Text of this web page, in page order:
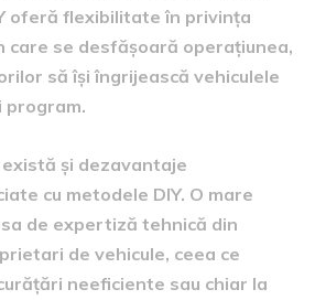
oferă flexibilitate în privința
care se desfășoară operațiunea,
să își îngrijească vehiculele
program.
și dezavantaje
cu metodele DIY. O mare
de expertiză tehnică din
de vehicule, ceea ce
neeficiente sau chiar la